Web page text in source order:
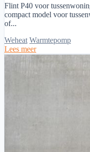
Flint P40 voor
compact model voor
of...
Weheat Warmtepomp
Lees meer